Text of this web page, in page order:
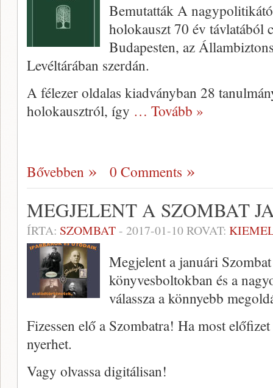
Bemutatták A
holokauszt 70 év távlatából
Budapesten, az
Levéltárában szerdán.
A félezer oldalas kiadványban 28
holokausztról, így … Tovább »
Bővebben 0 Comments
MEGJELENT A SZOMBAT
ÍRTA: SZOMBAT- 2017-01-10ROVAT:
Megjelent a januári
könyvesboltokban és a
válassza a könnyebb
Fizessen elő a Szombatra! Ha most
nyerhet.
Vagy olvassa digitálisan!